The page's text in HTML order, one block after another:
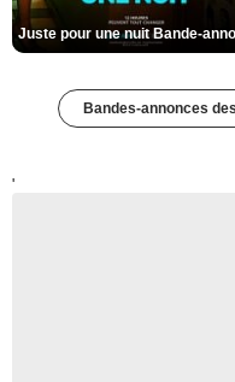
Bandes-annonces
'